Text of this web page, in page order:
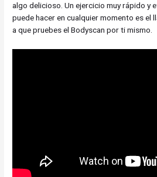
algo delicioso. Un ejercicio muy rápido y
puede hacer en cualquier momento es el
a que pruebes el Bodyscan por ti mismo.